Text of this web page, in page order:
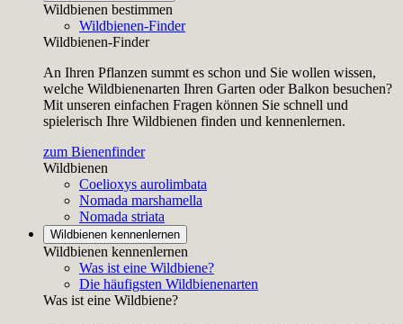
Wildbienen bestimmen
Wildbienen-Finder
Wildbienen-Finder
An Ihren Pflanzen summt es schon und Sie wollen wissen,
welche Wildbienenarten Ihren Garten oder Balkon besuchen?
Mit unseren einfachen Fragen können Sie schnell und
spielerisch Ihre Wildbienen finden und kennenlernen.
zum Bienenfinder
Wildbienen
Coelioxys aurolimbata
Nomada marshamella
Nomada striata
Wildbienen kennenlernen
Wildbienen kennenlernen
Was ist eine Wildbiene?
Die häufigsten Wildbienenarten
Was ist eine Wildbiene?